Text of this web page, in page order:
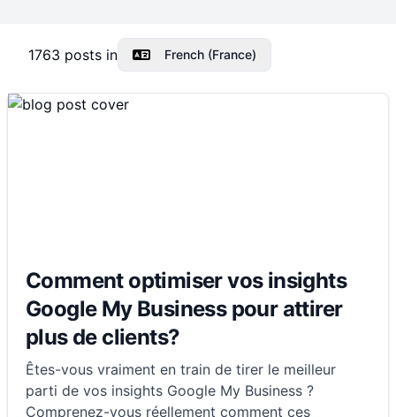
1763 posts in French (France)
Comment optimiser vos insights
Google My Business pour attirer
plus de clients?
Êtes-vous vraiment en train de tirer le meilleur
parti de vos insights Google My Business ?
Comprenez-vous réellement comment ces